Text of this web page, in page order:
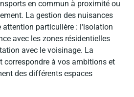
en commun à proximité ou
La gestion des nuisances
attention particulière : l'isolation
avec les zones résidentielles
avec le voisinage. La
correspondre à vos ambitions et
des différents espaces